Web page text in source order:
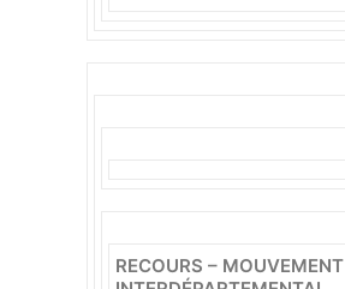
RECOURS – MOUVEMENT